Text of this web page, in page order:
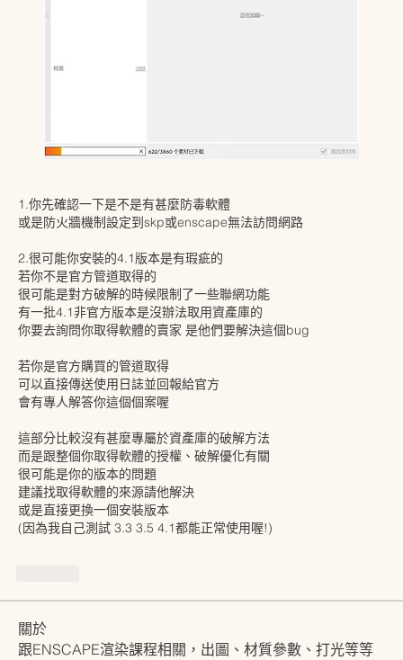
1.你先確認一下是不是有甚麼防毒軟體
或是防火牆機制設定到skp或enscape無法訪問網路
2.很可能你安裝的4.1版本是有瑕疵的
若你不是官方管道取得的
很可能是對方破解的時候限制了一些聯網功能
有一批4.1非官方版本是沒辦法取用資產庫的
你要去詢問你取得軟體的賣家 是他們要解決這個bug
若你是官方購買的管道取得
可以直接傳送使用日誌並回報給官方
會有專人解答你這個個案喔
這部分比較沒有甚麼專屬於資產庫的破解方法
而是跟整個你取得軟體的授權、破解優化有關
很可能是你的版本的問題
建議找取得軟體的來源請他解決
或是直接更換一個安裝版本
(因為我自己測試 3.3 3.5 4.1都能正常使用喔!)
關於
跟ENSCAPE渲染課程相關，出圖、材質參數、打光等等